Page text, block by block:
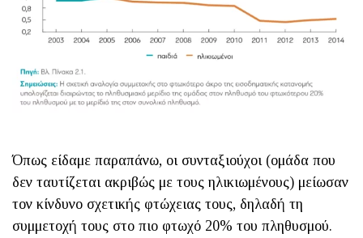
Όπως είδαμε παραπάνω, οι συνταξιούχοι (ομάδα που
δεν ταυτίζεται ακριβώς με τους ηλικιωμένους) μείωσαν
τον κίνδυνο σχετικής φτώχειας τους, δηλαδή τη
συμμετοχή τους στο πιο φτωχό 20% του πληθυσμού.